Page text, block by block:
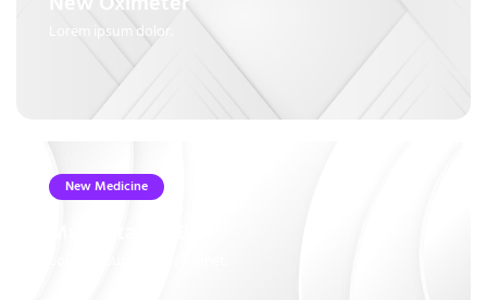
Lorem ipsum dolor.
New Medicine